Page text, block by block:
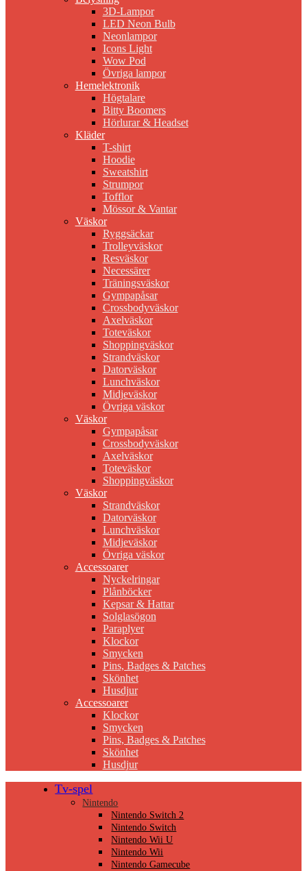
3D-Lampor
LED Neon Bulb
Neonlampor
Icons Light
Wow Pod
Övriga lampor
Hemelektronik
Högtalare
Bitty Boomers
Hörlurar & Headset
Kläder
T-shirt
Hoodie
Sweatshirt
Strumpor
Tofflor
Mössor & Vantar
Väskor
Ryggsäckar
Trolleyväskor
Resväskor
Necessärer
Träningsväskor
Gympapåsar
Crossbodyväskor
Axelväskor
Toteväskor
Shoppingväskor
Strandväskor
Datorväskor
Lunchväskor
Midjeväskor
Övriga väskor
Väskor
Gympapåsar
Crossbodyväskor
Axelväskor
Toteväskor
Shoppingväskor
Väskor
Strandväskor
Datorväskor
Lunchväskor
Midjeväskor
Övriga väskor
Accessoarer
Nyckelringar
Plånböcker
Kepsar & Hattar
Solglasögon
Paraplyer
Klockor
Smycken
Pins, Badges & Patches
Skönhet
Husdjur
Accessoarer
Klockor
Smycken
Pins, Badges & Patches
Skönhet
Husdjur
Tv-spel
Nintendo
Nintendo Switch 2
Nintendo Switch
Nintendo Wii U
Nintendo Wii
Nintendo Gamecube